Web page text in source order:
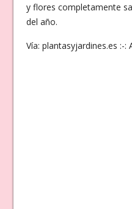
y flores completamente
del año.
Vía: plantasyjardines.es :-: